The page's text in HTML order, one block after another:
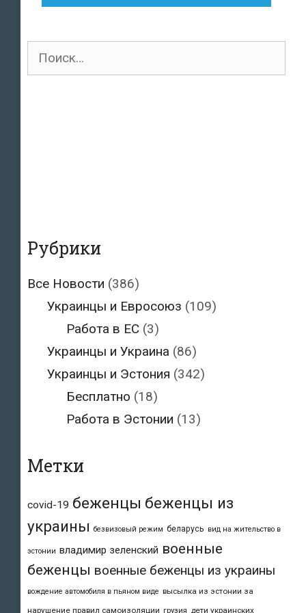
Поиск
Рубрики
Все Новости (386)
Украинцы и Евросоюз (109)
Работа в ЕС (3)
Украинцы и Украина (86)
Украинцы и Эстония (342)
Бесплатно (18)
Работа в Эстонии (13)
Метки
covid-19 беженцы беженцы из
украины безвизовый режим беларусь вид на жительство в
эстонии владимир зеленский военные
беженцы военные беженцы из украины
вождение автомобиля в пьяном виде высылка из эстонии за
нарушение правил самоизоляции грузия дети украинских